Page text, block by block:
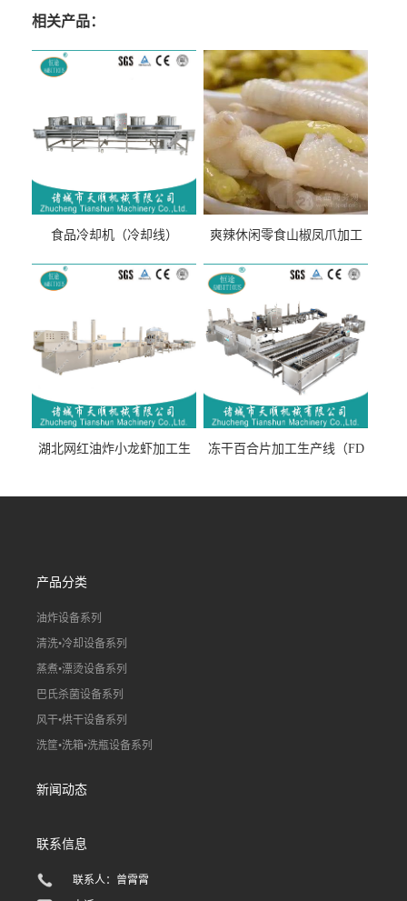
相关产品：
食品冷却机（冷却线）
爽辣休闲零食山椒凤爪加工
流水线）
湖北网红油炸小龙虾加工生
线）
冻干百合片加工生产线（FD
线）
产品分类
油炸设备系列
清洗•冷却设备系列
蒸煮•漂烫设备系列
巴氏杀菌设备系列
风干•烘干设备系列
洗筐•洗箱•洗瓶设备系列
新闻动态
联系信息
联系人：曾霄霄